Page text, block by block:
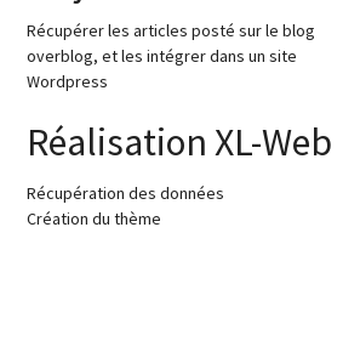
Récupérer les articles posté sur le blog
overblog, et les intégrer dans un site
Wordpress
Réalisation XL-Web
Récupération des données
Création du thème